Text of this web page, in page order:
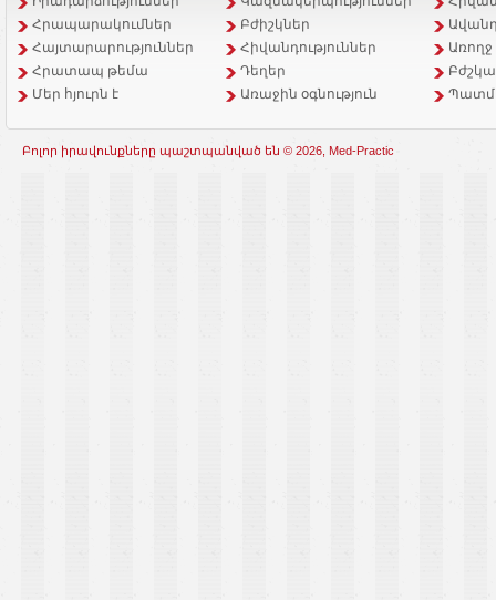
Հրապարակումներ
Բժիշկներ
Հայտարարություններ
Հիվանդություններ
Հրատապ թեմա
Դեղեր
Մեր հյուրն է
Առաջին օգնություն
Բոլոր իրավունքները պաշտպանված են © 2026, Med-Practic